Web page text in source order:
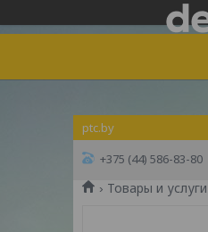
ptc.by
+375 (44) 586-83-80
Товары и услуги